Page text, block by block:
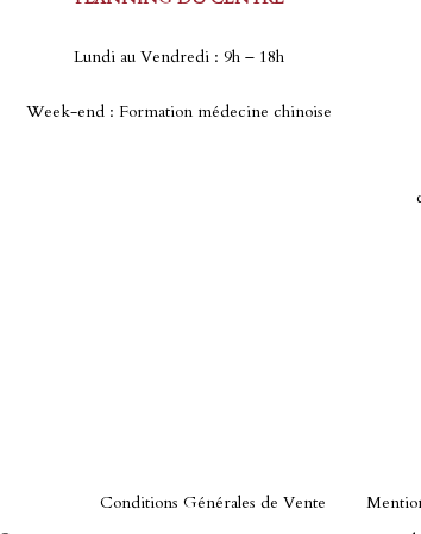
Lundi au Vendredi : 9h – 18h
Week-end : Formation médecine chinoise
Conditions Générales de Vente